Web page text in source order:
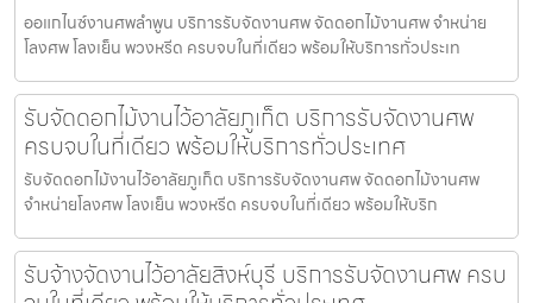
ออแกไนซ์งานศพลำพูน บริการรับจัดงานศพ จัดดอกไม้งานศพ จำหน่าย
โลงศพ โลงเย็น พวงหรีด ครบจบในที่เดียว พร้อมให้บริการทั่วประเท
รับจัดดอกไม้งานไว้อาลัยภูเก็ต บริการรับจัดงานศพ
ครบจบในที่เดียว พร้อมให้บริการทั่วประเทศ
รับจัดดอกไม้งานไว้อาลัยภูเก็ต บริการรับจัดงานศพ จัดดอกไม้งานศพ
จำหน่ายโลงศพ โลงเย็น พวงหรีด ครบจบในที่เดียว พร้อมให้บริก
รับจ้างจัดงานไว้อาลัยสิงห์บุรี บริการรับจัดงานศพ ครบ